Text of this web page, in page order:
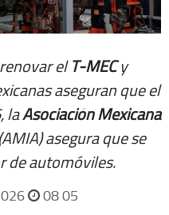
elT-MECy
aseguran que el
laAsociación Mexicana
(AMIA) asegura que se
de automóviles.
08 05